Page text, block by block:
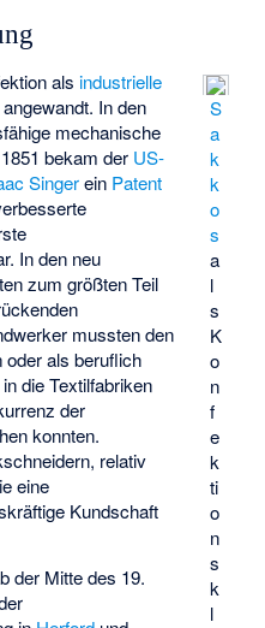
S
a
k
k
o
s
a
l
s
K
o
n
f
e
k
ti
o
n
s
k
l
als industrielle
In den
mechanische
bekam der US-
Singerein Patent
In den neu
zum größten Teil
mussten den
oder als beruflich
die Textilfabriken
der
konnten.
relativ
eine
Kundschaft
der Mitte des 19.